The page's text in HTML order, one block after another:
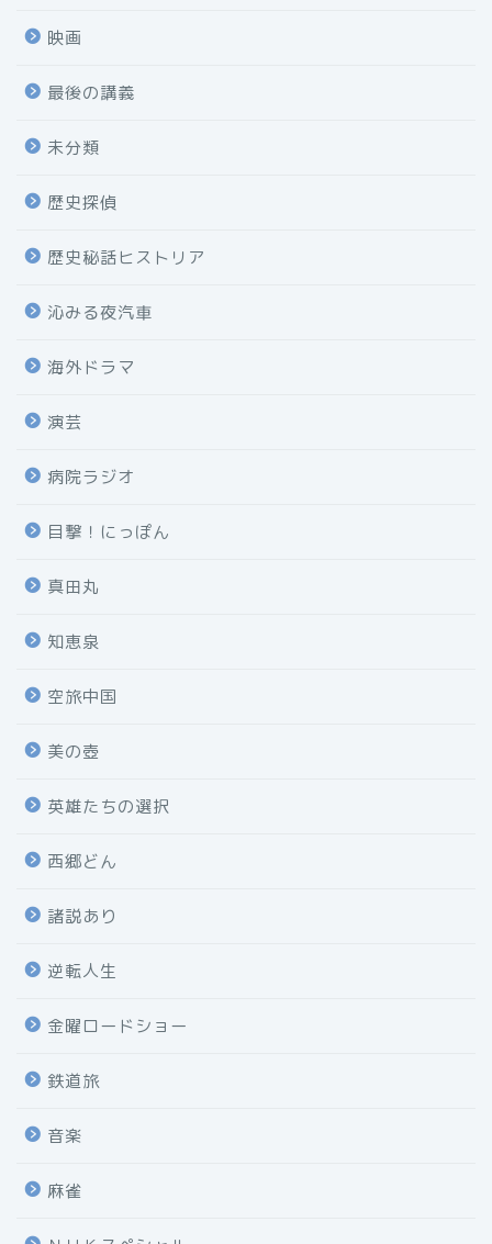
映画
最後の講義
未分類
歴史探偵
歴史秘話ヒストリア
沁みる夜汽車
海外ドラマ
演芸
病院ラジオ
目撃！にっぽん
真田丸
知恵泉
空旅中国
美の壺
英雄たちの選択
西郷どん
諸説あり
逆転人生
金曜ロードショー
鉄道旅
音楽
麻雀